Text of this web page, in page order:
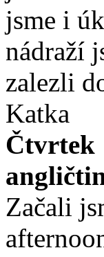
jsme i
nádraží
zalezli
Katka
Čtvrtek
Začali